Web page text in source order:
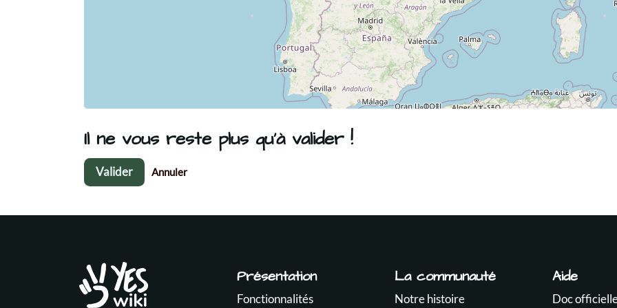
Il ne vous reste plus qu'à valider !
Valider Annuler
Présentation
Fonctionnalités
La communauté
Notre histoire
Aide
Doc